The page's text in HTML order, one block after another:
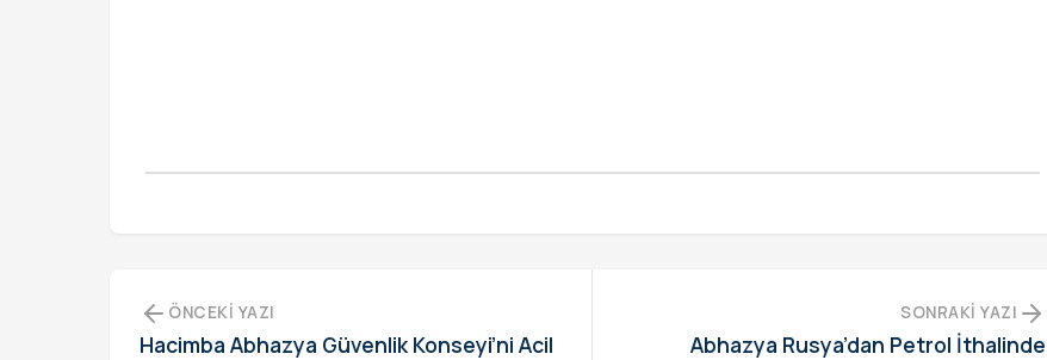
ÖNCEKI YAZI
Hacimba Abhazya Güvenlik Konseyi’ni Acil
SONRAKI YAZI
Abhazya Rusya’dan Petrol İthalinde